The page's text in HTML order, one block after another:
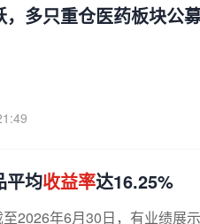
多只重仓医药板块公
平均收益率达16.25%
2026年6月30日，有业绩展